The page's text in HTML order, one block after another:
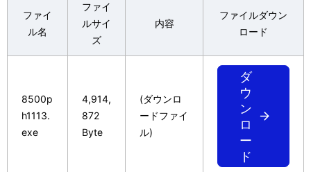
  ７．責任の制限
(１)弊社および富士フイルムビジネスイノベーション株式会
お客様の逸失利益、特別な事情から生じた損害（損害発
または予見し得た場合を含みます。）および第三者から
損害賠償請求にもとづく損害について一切責任を負いま
  ８．その他
(１)お客様は、いかなる方法によっても許諾プログラムおよ
(２)本使用条件にかかわる紛争は、東京地方裁判所を第一審
ファイ
ル名
ファイ
ルサイ
ズ
内容
ファイルダウン
ロード
8500p
h1113.
exe
4,914,
872
Byte
(ダウンロ
ードファイ
ル)
ダ
ウ
ン
ロ
ー
ド